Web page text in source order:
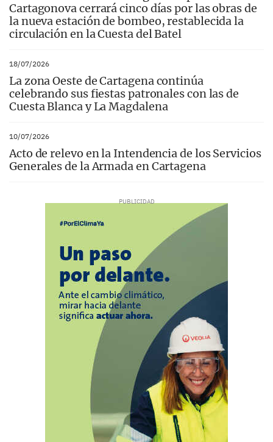
Cartagonova cerrará cinco días por las obras de
la nueva estación de bombeo, restablecida la
circulación en la Cuesta del Batel
18/07/2026
La zona Oeste de Cartagena continúa
celebrando sus fiestas patronales con las de
Cuesta Blanca y La Magdalena
10/07/2026
Acto de relevo en la Intendencia de los Servicios
Generales de la Armada en Cartagena